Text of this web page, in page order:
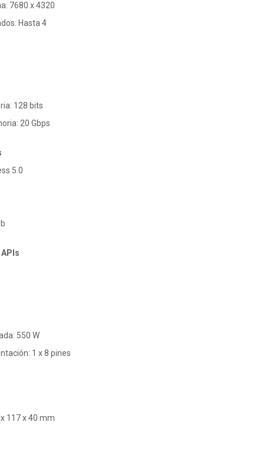
7680 x 4320
Hasta 4
128 bits
20 Gbps
5.0
550 W
1 x 8 pines
117 x 40 mm